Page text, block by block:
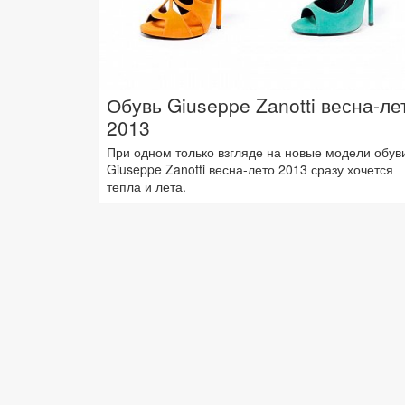
Обувь Giuseppe Zanotti весна-
2013
При одном только взгляде на новые модели
Giuseppe Zanotti весна-лето 2013 сразу хочется
тепла и лета.